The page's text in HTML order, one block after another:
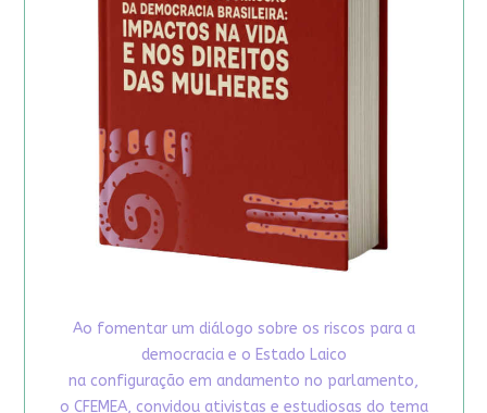
Ao fomentar um diálogo sobre os riscos para a
democracia e o Estado Laico
na configuração em andamento no parlamento,
o CFEMEA, convidou ativistas e estudiosas do tema